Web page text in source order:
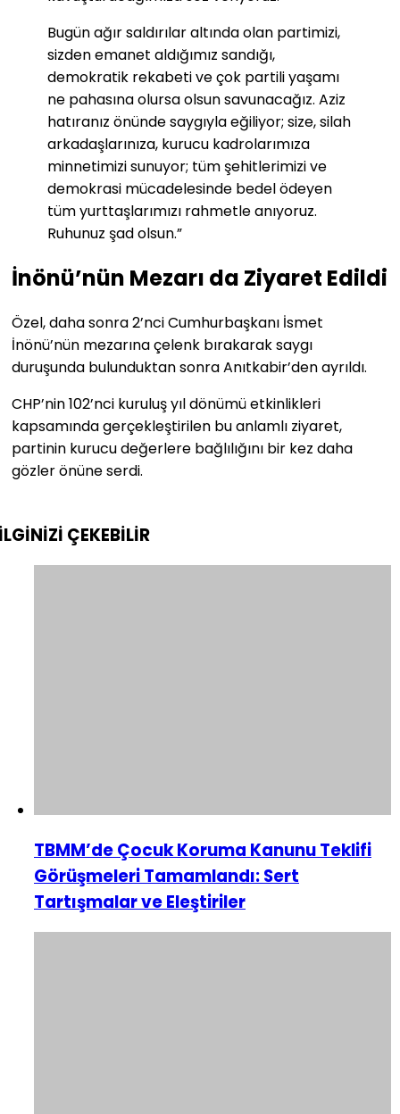
Bugün ağır saldırılar altında olan partimizi,
sizden emanet aldığımız sandığı,
demokratik rekabeti ve çok partili yaşamı
ne pahasına olursa olsun savunacağız. Aziz
hatıranız önünde saygıyla eğiliyor; size, silah
arkadaşlarınıza, kurucu kadrolarımıza
minnetimizi sunuyor; tüm şehitlerimizi ve
demokrasi mücadelesinde bedel ödeyen
tüm yurttaşlarımızı rahmetle anıyoruz.
Ruhunuz şad olsun.”
İnönü’nün Mezarı da Ziyaret Edildi
Özel, daha sonra 2’nci Cumhurbaşkanı İsmet
İnönü’nün mezarına çelenk bırakarak saygı
duruşunda bulunduktan sonra Anıtkabir’den ayrıldı.
CHP’nin 102’nci kuruluş yıl dönümü etkinlikleri
kapsamında gerçekleştirilen bu anlamlı ziyaret,
partinin kurucu değerlere bağlılığını bir kez daha
gözler önüne serdi.
ÇEKEBİLİR
TBMM’de Çocuk Koruma Kanunu Teklifi
Görüşmeleri Tamamlandı: Sert
Tartışmalar ve Eleştiriler